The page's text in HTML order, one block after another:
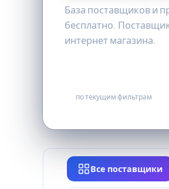
База поставщиков и
бесплатно.
интернет магазина.
по текущим фильтрам
Все поставщики